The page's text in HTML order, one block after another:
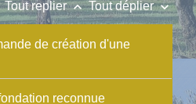
Tout replierkeyboard_arrow_up Tout déplierkeyboard_arrow_down
de création d'une
reconnue